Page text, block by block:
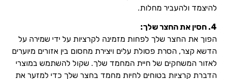
להיצמד ולהעביר מחלות.
4. חסין את החצר שלך:
הפוך את החצר שלך לפחות מזמינה לקרציות על ידי שמירה על
הדשא קצר, הסרת פסולת עלים ויצירת מחסום בין אזורים מיוערים
לאזור המשחקים של חיית המחמד שלך. שקול להשתמש במוצרי
הדברת קרציות בטוחים לחיות מחמד בחצר שלך כדי למזער את